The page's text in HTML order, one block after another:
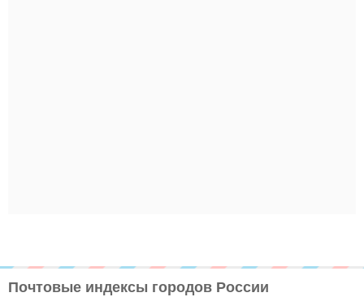
Почтовые индексы городов России